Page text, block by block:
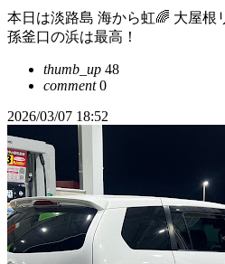
本日は淡路島 海から虹🌈 大屋根
孫釜口の浜は最高！
thumb_up 48
comment0
2026/03/07 18:52